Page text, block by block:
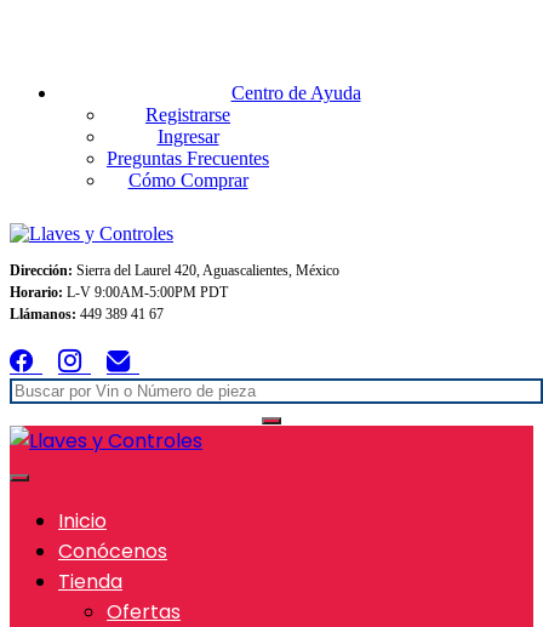
Centro de Ayuda
Registrarse
Ingresar
Preguntas Frecuentes
Cómo Comprar
Dirección: Sierra del Laurel 420, Aguascalientes, México
Horario: L-V 9:00AM-5:00PM PDT
Llámanos: 449 389 41 67
Inicio
Conócenos
Tienda
Ofertas